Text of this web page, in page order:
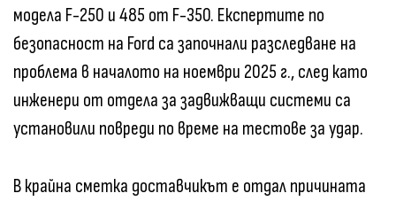
модела F-250 и 485 от F-350. Експертите по
безопасност на Ford са започнали разследване на
проблема в началото на ноември 2025 г., след като
инженери от отдела за задвижващи системи са
установили повреди по време на тестове за удар.
В крайна сметка доставчикът е отдал причината